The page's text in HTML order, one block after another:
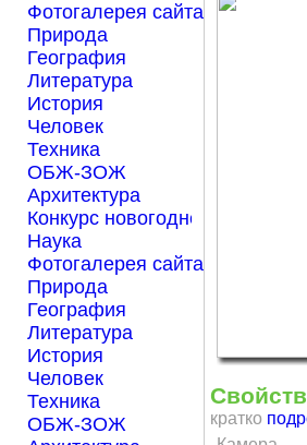
Фотогалерея сайта
Природа
География
Литература
История
Человек
Техника
ОБЖ-ЗОЖ
Архитектура
Конкурс новогодней
Наука
Фотогалерея сайта
Природа
География
Литература
История
Человек
Техника
ОБЖ-ЗОЖ
кратко